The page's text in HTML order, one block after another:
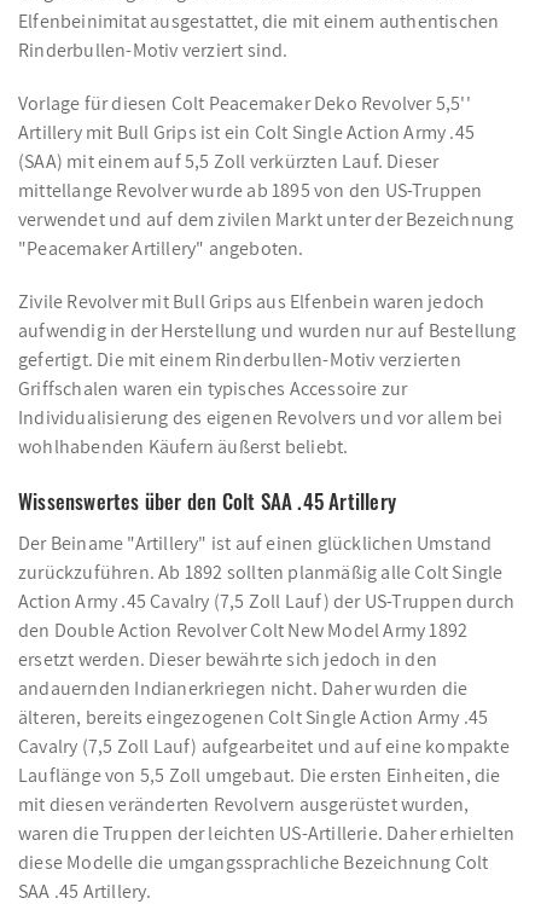
Elfenbeinimitat ausgestattet, die mit einem authentischen
Rinderbullen-Motiv verziert sind.
Vorlage für diesen Colt Peacemaker Deko Revolver 5,5''
Artillery mit Bull Grips ist ein Colt Single Action Army .45
(SAA) mit einem auf 5,5 Zoll verkürzten Lauf. Dieser
mittellange Revolver wurde ab 1895 von den US-Truppen
verwendet und auf dem zivilen Markt unter der Bezeichnung
"Peacemaker Artillery" angeboten.
Zivile Revolver mit Bull Grips aus Elfenbein waren jedoch
aufwendig in der Herstellung und wurden nur auf Bestellung
gefertigt. Die mit einem Rinderbullen-Motiv verzierten
Griffschalen waren ein typisches Accessoire zur
Individualisierung des eigenen Revolvers und vor allem bei
wohlhabenden Käufern äußerst beliebt.
Wissenswertes über den Colt SAA .45 Artillery
Der Beiname "Artillery" ist auf einen glücklichen Umstand
zurückzuführen. Ab 1892 sollten planmäßig alle Colt Single
Action Army .45 Cavalry (7,5 Zoll Lauf) der US-Truppen durch
den Double Action Revolver Colt New Model Army 1892
ersetzt werden. Dieser bewährte sich jedoch in den
andauernden Indianerkriegen nicht. Daher wurden die
älteren, bereits eingezogenen Colt Single Action Army .45
Cavalry (7,5 Zoll Lauf) aufgearbeitet und auf eine kompakte
Lauflänge von 5,5 Zoll umgebaut. Die ersten Einheiten, die
mit diesen veränderten Revolvern ausgerüstet wurden,
waren die Truppen der leichten US-Artillerie. Daher erhielten
diese Modelle die umgangssprachliche Bezeichnung Colt
SAA .45 Artillery.